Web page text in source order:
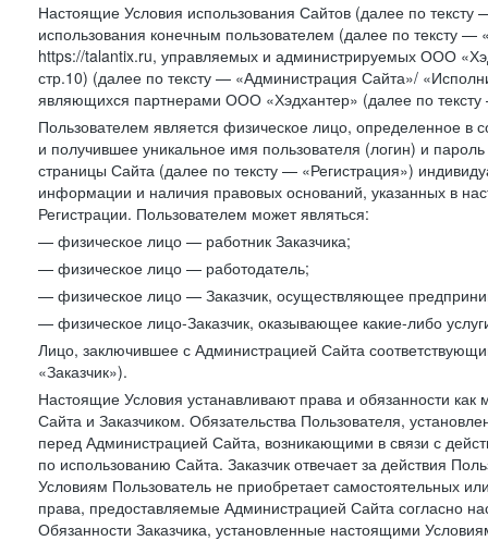
Настоящие Условия использования Сайтов (далее по
использования конечным пользователем (далее по тексту
https://talantix.ru, управляемых и администрируемых ООО
стр.10) (далее по тексту — «Администрация Сайта»/
являющихся партнерами ООО «Хэдхантер» (далее по
Пользователем является физическое лицо, определенное в
и получившее уникальное имя пользователя (логин) и
страницы Сайта (далее по тексту — «Регистрация»)
информации и наличия правовых оснований, указанных в
Регистрации. Пользователем может являться:
— физическое лицо — работник Заказчика;
— физическое лицо — работодатель;
— физическое лицо — Заказчик, осуществляющее
— физическое лицо-Заказчик, оказывающее какие-либо
Лицо, заключившее с Администрацией Сайта
«Заказчик»).
Настоящие Условия устанавливают права и обязанности
Сайта и Заказчиком. Обязательства Пользователя,
перед Администрацией Сайта, возникающими в связи с
по использованию Сайта. Заказчик отвечает за действия
Условиям Пользователь не приобретает самостоятельных
права, предоставляемые Администрацией Сайта согласно
Обязанности Заказчика, установленные настоящими